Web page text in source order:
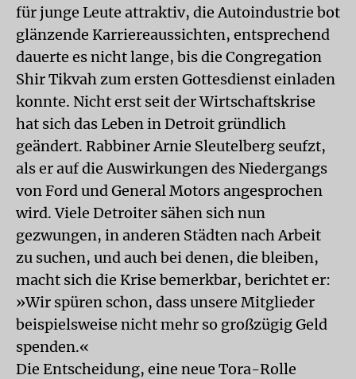
für junge Leute attraktiv, die Autoindustrie bot
glänzende Karriereaussichten, entsprechend
dauerte es nicht lange, bis die Congregation
Shir Tikvah zum ersten Gottesdienst einladen
konnte. Nicht erst seit der Wirtschaftskrise
hat sich das Leben in Detroit gründlich
geändert. Rabbiner Arnie Sleutelberg seufzt,
als er auf die Auswirkungen des Niedergangs
von Ford und General Motors angesprochen
wird. Viele Detroiter sähen sich nun
gezwungen, in anderen Städten nach Arbeit
zu suchen, und auch bei denen, die bleiben,
macht sich die Krise bemerkbar, berichtet er:
»Wir spüren schon, dass unsere Mitglieder
beispielsweise nicht mehr so großzügig Geld
spenden.«
Die Entscheidung, eine neue Tora-Rolle